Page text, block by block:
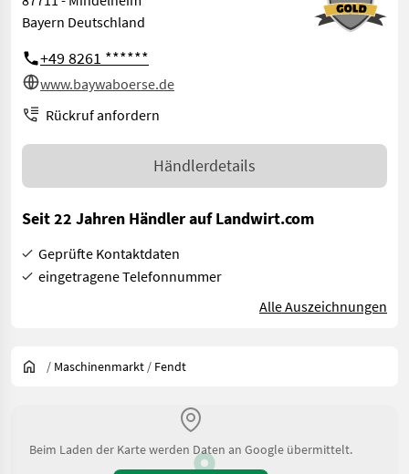
Bayern Deutschland
+49 8261 ******
www.baywaboerse.de
Rückruf anfordern
Händlerdetails
Seit 22 Jahren Händler auf Landwirt.com
Geprüfte Kontaktdaten
eingetragene Telefonnummer
Alle Auszeichnungen
/ Maschinenmarkt / Fendt
Beim Laden der Karte werden Daten an Google übermittelt.